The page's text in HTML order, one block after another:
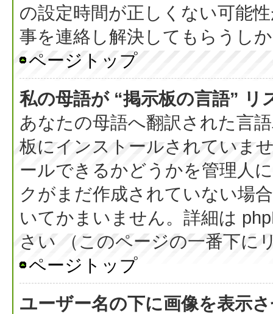
の設定時間が正しくない可能
事を連絡し解決してもらうし
ページトップ
私の母語が “掲示板の言語” リ
あなたの母語へ翻訳された言
板にインストールされていま
ールできるかどうかを管理人
クがまだ作成されていない場
いてかまいません。詳細は
さい （このページの一番下に
ページトップ
ユーザー名の下に画像を表示